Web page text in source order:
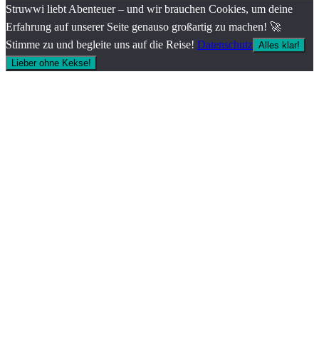
Struwwi liebt Abenteuer – und wir brauchen Cookies, um deine
Erfahrung auf unserer Seite genauso großartig zu machen! 🚀
Stimme zu und begleite uns auf die Reise! Datenschutz Alles klar!
Lieber ohne Kekse!